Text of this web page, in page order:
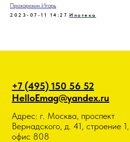
Прохорихин Игорь
2023-07-11 14:27 Ипотека
+7 (495) 150 56 52
HelloEmag@yandex.ru
Адрес: г. Москва, проспект
Вернадского, д. 41, строение 1,
офис 808